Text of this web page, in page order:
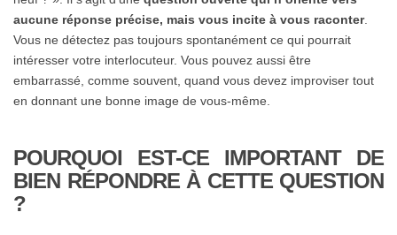
aucune réponse précise, mais vous incite à vous raconter.
Vous ne détectez pas toujours spontanément ce qui pourrait
intéresser votre interlocuteur. Vous pouvez aussi être
embarrassé, comme souvent, quand vous devez improviser tout
en donnant une bonne image de vous-même.
POURQUOI EST-CE IMPORTANT DE
BIEN RÉPONDRE À CETTE QUESTION
?